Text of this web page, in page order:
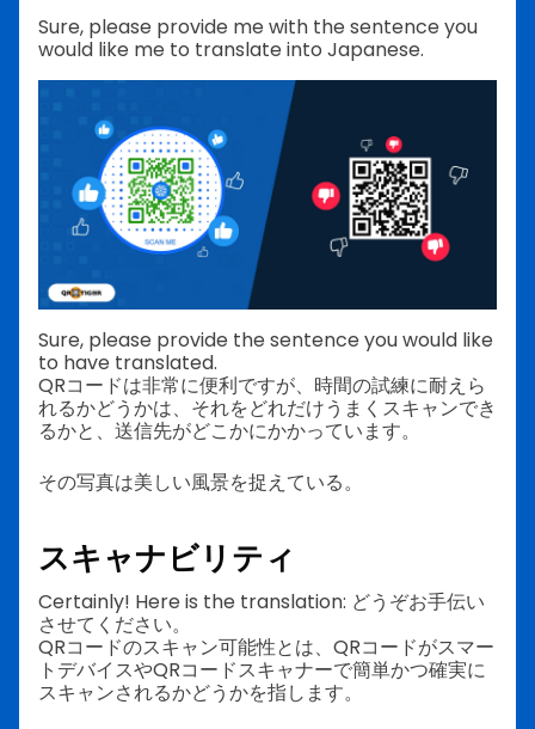
Sure, please provide me with the sentence you
would like me to translate into Japanese.
Sure, please provide the sentence you would like
to have translated.
QRコードは非常に便利ですが、時間の試練に耐えら
れるかどうかは、それをどれだけうまくスキャンでき
るかと、送信先がどこかにかかっています。
その写真は美しい風景を捉えている。
スキャナビリティ
Certainly! Here is the translation: どうぞお手伝い
させてください。
QRコードのスキャン可能性とは、QRコードがスマー
トデバイスやQRコードスキャナーで簡単かつ確実に
スキャンされるかどうかを指します。